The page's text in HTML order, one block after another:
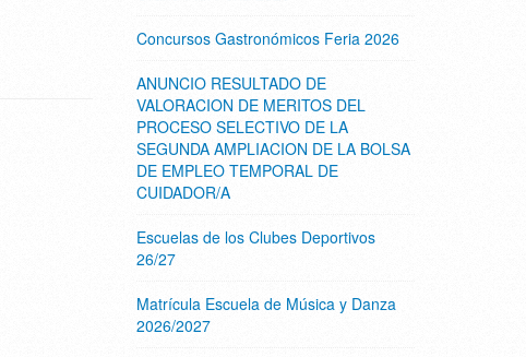
Concursos Gastronómicos Feria 2026
ANUNCIO RESULTADO DE
VALORACION DE MERITOS DEL
PROCESO SELECTIVO DE LA
SEGUNDA AMPLIACION DE LA BOLSA
DE EMPLEO TEMPORAL DE
CUIDADOR/A
Escuelas de los Clubes Deportivos
26/27
Matrícula Escuela de Música y Danza
2026/2027